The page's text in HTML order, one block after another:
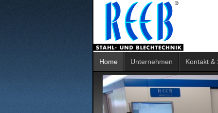
Home Unternehmen Kontakt &